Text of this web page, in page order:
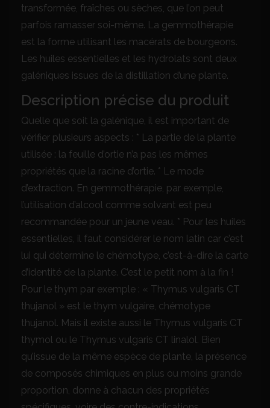
transformée, fraîches ou sèches, que l’on peut
parfois ramasser soi-même. La gemmothérapie
est la forme utilisant les macérats de bourgeons.
Les huiles essentielles et les hydrolats sont deux
galéniques issues de la distillation d’une plante.
Description précise du produit
Quelle que soit la galénique, il est important de
vérifier plusieurs aspects : * La partie de la plante
utilisée : la feuille d’ortie n’a pas les mêmes
propriétés que la racine d’ortie. * Le mode
d’extraction. En gemmothérapie, par exemple,
l’utilisation d’alcool comme solvant est peu
recommandée pour un jeune veau. * Pour les huiles
essentielles, il faut considérer le nom latin car c’est
lui qui détermine le chémotype, c’est-à-dire la carte
d’identité de la plante. C’est le petit nom à la fin !
Pour le thym par exemple : « Thymus vulgaris CT
thujanol » est le thym vulgaire, chémotype
thujanol. Mais il existe aussi le Thymus vulgaris CT
thymol ou le Thymus vulgaris CT linalol. Bien
qu’issue de la même espèce de plante, la présence
de composés chimiques en plus ou moins grande
proportion, donne à chacun des propriétés